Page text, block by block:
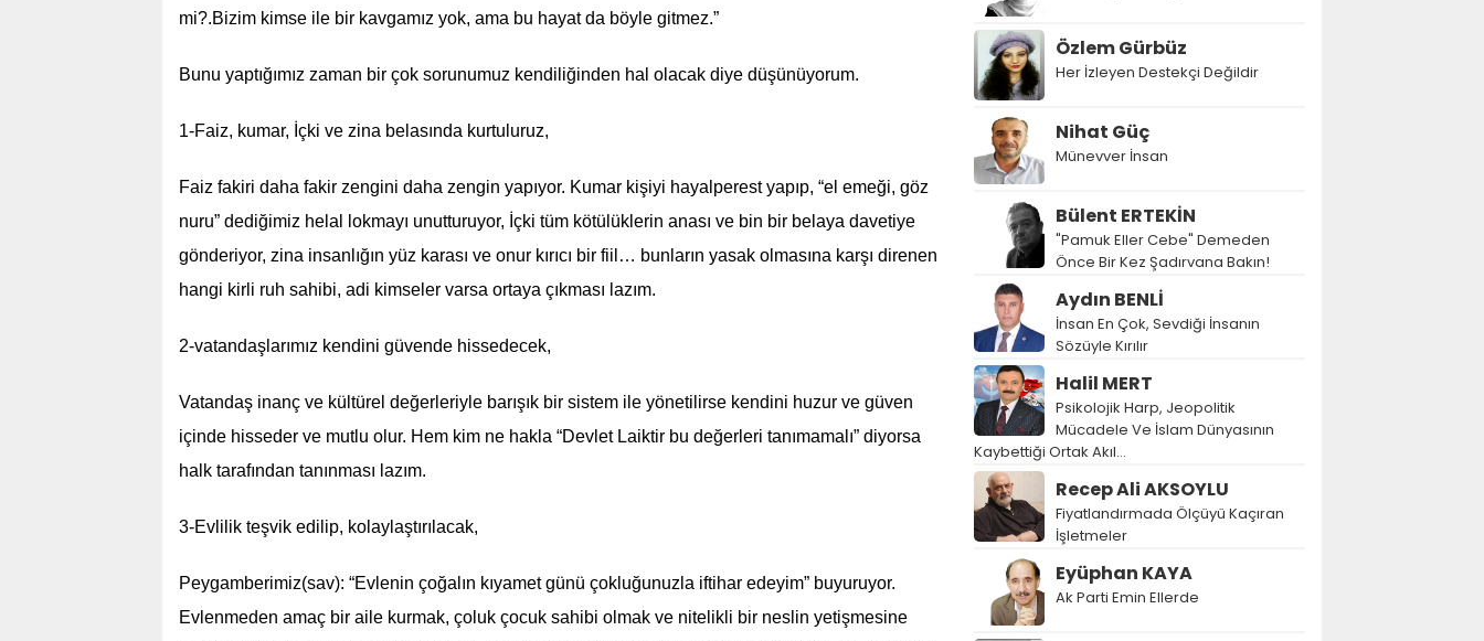
mi?.Bizim kimse ile bir kavgamız yok, ama bu hayat da böyle gitmez.”
Bunu yaptığımız zaman bir çok sorunumuz kendiliğinden hal olacak diye düşünüyorum.
1-Faiz, kumar, İçki ve zina belasında kurtuluruz,
Faiz fakiri daha fakir zengini daha zengin yapıyor. Kumar kişiyi hayalperest yapıp, “el emeği, göz
nuru” dediğimiz helal lokmayı unutturuyor, İçki tüm kötülüklerin anası ve bin bir belaya davetiye
gönderiyor, zina insanlığın yüz karası ve onur kırıcı bir fiil… bunların yasak olmasına karşı direnen
hangi kirli ruh sahibi, adi kimseler varsa ortaya çıkması lazım.
2-vatandaşlarımız kendini güvende hissedecek,
Vatandaş inanç ve kültürel değerleriyle barışık bir sistem ile yönetilirse kendini huzur ve güven
içinde hisseder ve mutlu olur. Hem kim ne hakla “Devlet Laiktir bu değerleri tanımamalı” diyorsa
halk tarafından tanınması lazım.
3-Evlilik teşvik edilip, kolaylaştırılacak,
Peygamberimiz(sav): “Evlenin çoğalın kıyamet günü çokluğunuzla iftihar edeyim” buyuruyor.
Evlenmeden amaç bir aile kurmak, çoluk çocuk sahibi olmak ve nitelikli bir neslin yetişmesine
Özlem Gürbüz
Her İzleyen Destekçi Değildir
Nihat Güç
Münevver İnsan
Bülent ERTEKİN
"Pamuk Eller Cebe" Demeden
Önce Bir Kez Şadırvana Bakın!
Aydın BENLİ
İnsan En Çok, Sevdiği İnsanın
Sözüyle Kırılır
Halil MERT
Psikolojik Harp, Jeopolitik
Mücadele Ve İslam Dünyasının
Kaybettiği Ortak Akıl…
Recep Ali AKSOYLU
Fiyatlandırmada Ölçüyü Kaçıran
İşletmeler
Eyüphan KAYA
Ak Parti Emin Ellerde